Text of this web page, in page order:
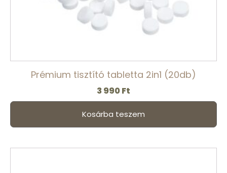
Prémium tisztító tabletta 2in1 (20db)
3 990Ft
Kosárba teszem